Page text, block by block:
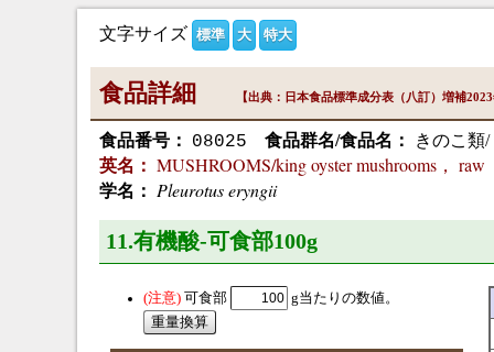
文字サイズ 標準 大 特大
食品詳細 【出典：日本食品標準成分表（八訂）増補
食品番号： 08025 食品群名/食品名：
きのこ類
英名： MUSHROOMS/king oyster mushrooms， raw
学名： Pleurotus eryngii
11.有機酸-可食部100g
可食部 g当たりの数値。